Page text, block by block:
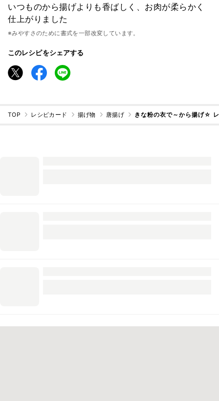
いつものから揚げよりも香ばしく、お肉が柔らかく
仕上がりました
※みやすさのために書式を一部改変しています。
このレシピをシェアする
TOP レシピカード 揚げ物 唐揚げ きな粉の衣で～から揚げ☆